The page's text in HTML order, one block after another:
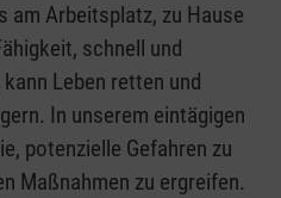
am Arbeitsplatz, zu Hause
schnell und
Leben retten und
In unserem eintägigen
potenzielle Gefahren zu
Maßnahmen zu ergreifen.